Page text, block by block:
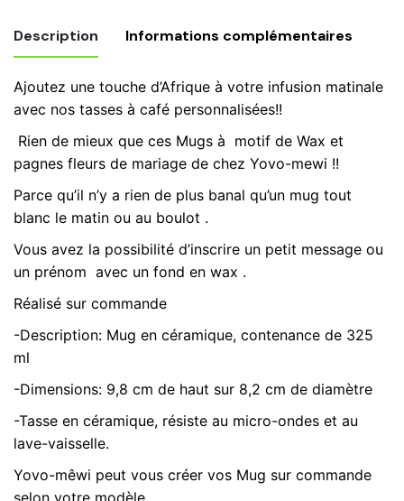
Description Informations complémentaires
Ajoutez une touche d’Afrique à votre infusion matinale
avec nos tasses à café personnalisées!!
Rien de mieux que ces Mugs à motif de Wax et
pagnes fleurs de mariage de chez Yovo-mewi !!
Parce qu’il n’y a rien de plus banal qu’un mug tout
blanc le matin ou au boulot .
Vous avez la possibilité d’inscrire un petit message ou
un prénom avec un fond en wax .
Réalisé sur commande
-Description: Mug en céramique, contenance de 325
ml
-Dimensions: 9,8 cm de haut sur 8,2 cm de diamètre
-Tasse en céramique, résiste au micro-ondes et au
lave-vaisselle.
Yovo-mêwi peut vous créer vos Mug sur commande
Poids 0,600 kg
Mug Bleu Orange, rouge orange